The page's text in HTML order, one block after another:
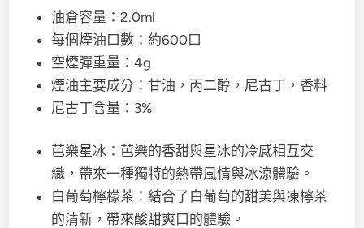
油倉容量：2.0ml
每個煙油口數：約600口
空煙彈重量：4g
煙油主要成分：甘油，丙二醇，尼古丁，香料
尼古丁含量：3%
芭樂星冰：芭樂的香甜與星冰的冷感相互交
織，帶來一種獨特的熱帶風情與冰涼體驗。
白葡萄檸檬茶：結合了白葡萄的甜美與凍檸茶
的清新，帶來酸甜爽口的體驗。